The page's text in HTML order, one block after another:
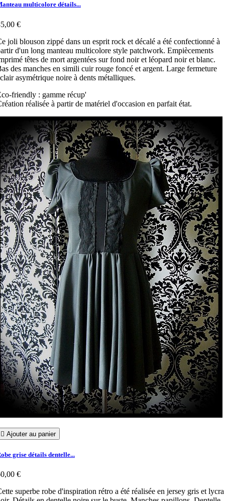
multicolore détails...
€
joli blouson zippé dans un esprit rock et décalé a été confectionné à
d'un long manteau multicolore style patchwork. Empiècements
têtes de mort argentées sur fond noir et léopard noir et blanc.
des manches en simili cuir rouge foncé et argent. Large fermeture
asymétrique noire à dents métalliques.
friendly : gamme récup'
réalisée à partir de matériel d'occasion en parfait état.
 Ajouter au panier
grise détails dentelle...
€
superbe robe d'inspiration rétro a été réalisée en jersey gris et lycra